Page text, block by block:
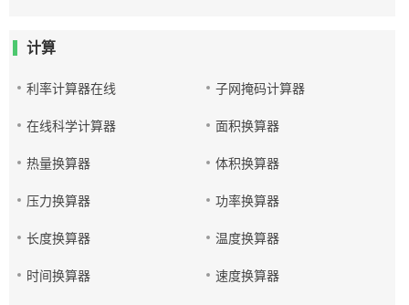
计算
利率计算器在线 子网掩码计算器
在线科学计算器 面积换算器
热量换算器 体积换算器
压力换算器 功率换算器
长度换算器 温度换算器
时间换算器 速度换算器